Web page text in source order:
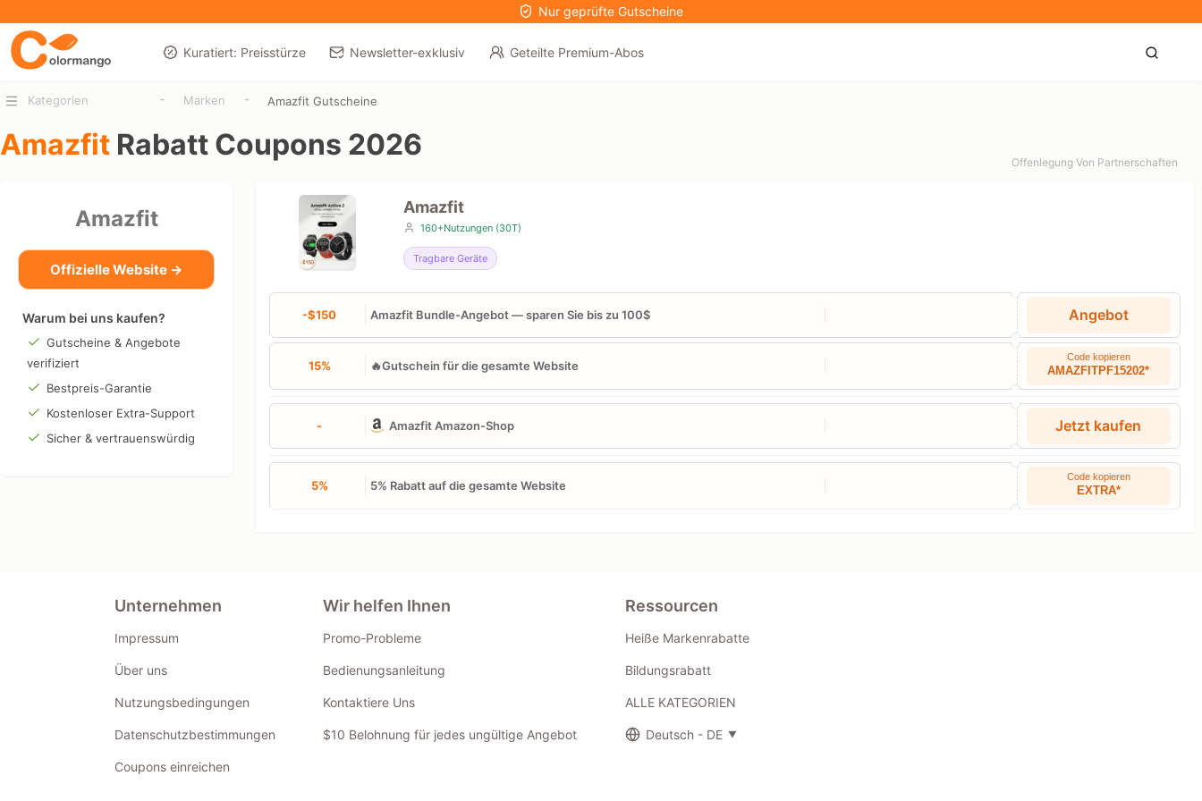
Nur geprüfte Gutscheine
Kuratiert: Preisstürze Newsletter-exklusiv Geteilte Premium-Abos
Kategorien - Marken - Amazfit Gutscheine
Amazfit Rabatt Coupons 2026
Offenlegung Von Partnerschaften
Amazfit
Offizielle Website →
Warum bei uns kaufen?
Gutscheine & Angebote
verifiziert
Bestpreis-Garantie
Kostenloser Extra-Support
Sicher & vertrauenswürdig
Amazfit
160+Nutzungen (30T)
Tragbare Geräte
-$150 Amazfit Bundle-Angebot — sparen Sie bis zu 100$ Angebot
15% 🔥Gutschein für die gesamte Website
Code kopieren
AMAZFITPF15202*
- Amazfit Amazon-Shop Jetzt kaufen
5% 5% Rabatt auf die gesamte Website
Code kopieren
EXTRA*
Unternehmen
Impressum
Über uns
Nutzungsbedingungen
Datenschutzbestimmungen
Coupons einreichen
Wir helfen Ihnen
Promo-Probleme
Bedienungsanleitung
Kontaktiere Uns
$10 Belohnung für jedes ungültige Angebot
Ressourcen
Heiße Markenrabatte
Bildungsrabatt
ALLE KATEGORIEN
Deutsch - DE